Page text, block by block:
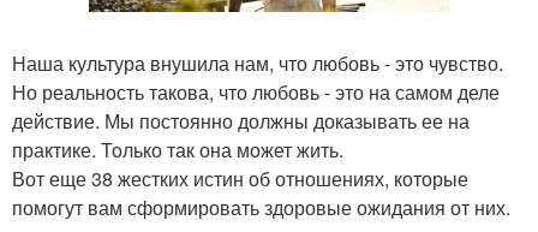
Наша культура внушила нам, что любовь - это чувство.
Но реальность такова, что любовь - это на самом деле
действие. Мы постоянно должны доказывать ее на
практике. Только так она может жить.
Вот еще 38 жестких истин об отношениях, которые
помогут вам сформировать здоровые ожидания от них.